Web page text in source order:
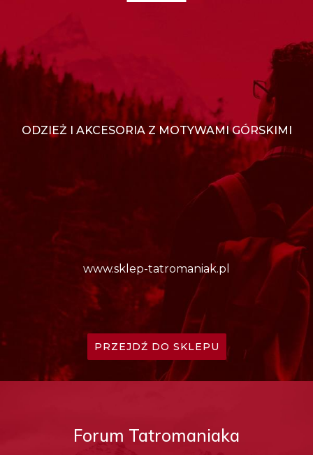
ODZIEŻ I AKCESORIA Z MOTYWAMI GÓRSKIMI
www.sklep-tatromaniak.pl
PRZEJDŹ DO SKLEPU
Forum Tatromaniaka